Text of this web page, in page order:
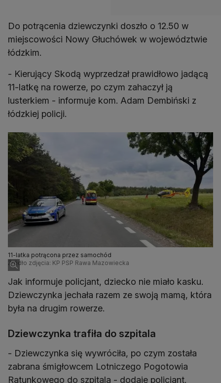
Do potrącenia dziewczynki doszło o 12.50 w
miejscowości Nowy Głuchówek w województwie
łódzkim.
- Kierujący Skodą wyprzedzał prawidłowo jadącą
11-latkę na rowerze, po czym zahaczył ją
lusterkiem - informuje kom. Adam Dembiński z
łódzkiej policji.
11-latka potrącona przez samochód
Źródło zdjęcia: KP PSP Rawa Mazowiecka
Jak informuje policjant, dziecko nie miało kasku.
Dziewczynka jechała razem ze swoją mamą, która
była na drugim rowerze.
Dziewczynka trafiła do szpitala
- Dziewczynka się wywróciła, po czym została
zabrana śmigłowcem Lotniczego Pogotowia
Ratunkowego do szpitala - dodaje policjant.